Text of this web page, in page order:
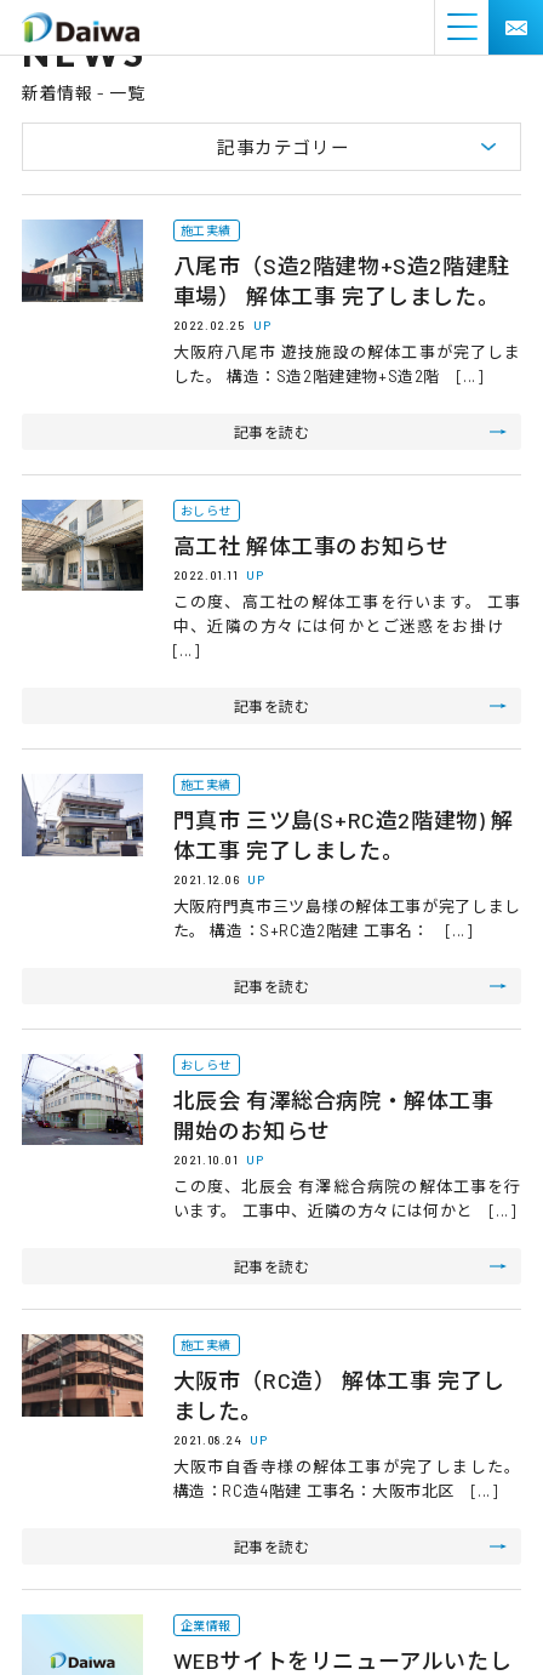
NEWS
新着情報 - 一覧
記事カテゴリー
施工実績
八尾市（S造2階建物+S造2階建駐
車場） 解体工事 完了しました。
2022.02.25 UP
大阪府八尾市 遊技施設の解体工事が完了しま
した。 構造：S造2階建建物+S造2階 [...]
記事を読む
おしらせ
高工社 解体工事のお知らせ
2022.01.11 UP
この度、高工社の解体工事を行います。 工事
中、近隣の方々には何かとご迷惑をお掛け
[...]
記事を読む
施工実績
門真市 三ツ島(S+RC造2階建物) 解
体工事 完了しました。
2021.12.06 UP
大阪府門真市三ツ島様の解体工事が完了しまし
た。 構造：S+RC造2階建 工事名： [...]
記事を読む
おしらせ
北辰会 有澤総合病院・解体工事
開始のお知らせ
2021.10.01 UP
この度、北辰会 有澤総合病院の解体工事を行
います。 工事中、近隣の方々には何かと [...]
記事を読む
施工実績
大阪市（RC造） 解体工事 完了し
ました。
2021.08.24 UP
大阪市自香寺様の解体工事が完了しました。
構造：RC造4階建 工事名：大阪市北区 [...]
記事を読む
企業情報
WEBサイトをリニューアルいたし